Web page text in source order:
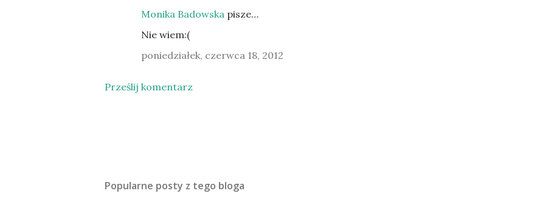
Monika Badowska pisze…
Nie wiem:(
poniedziałek, czerwca 18, 2012
Prześlij komentarz
Popularne posty z tego bloga